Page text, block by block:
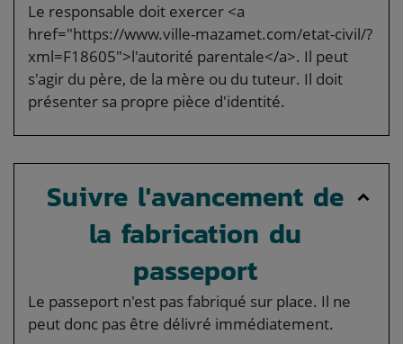
Le responsable doit exercer <a
href="https://www.ville-mazamet.com/etat-civil/?
xml=F18605">l'autorité parentale</a>. Il peut
s'agir du père, de la mère ou du tuteur. Il doit
présenter sa propre pièce d'identité.
Suivre l'avancement de
la fabrication du
passeport
Le passeport n'est pas fabriqué sur place. Il ne
peut donc pas être délivré immédiatement.